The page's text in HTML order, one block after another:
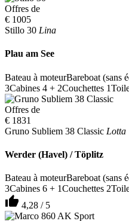
Offres de
€ 1005
Stillo 30 Lina
Plau am See
Bateau à moteurBareboat (sans
3Cabines 4 + 2Couchettes 1
Offres de
€ 1831
Gruno Subliem 38 Classic Lotta
Werder (Havel) / Töplitz
Bateau à moteurBareboat (sans
3Cabines 6 + 1Couchettes 2
thumb_up 4,28 / 5